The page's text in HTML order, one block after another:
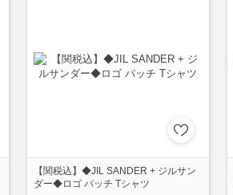
【関税込】◆JIL SANDER + ジルサン
ダー◆ロゴ パッチ Tシャツ